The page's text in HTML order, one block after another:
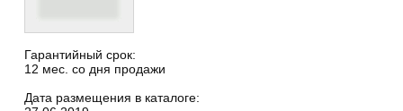
Гарантийный срок:
12 мес. со дня продажи
Дата размещения в каталоге: